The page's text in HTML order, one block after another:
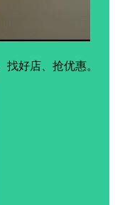
好店、抢优惠。